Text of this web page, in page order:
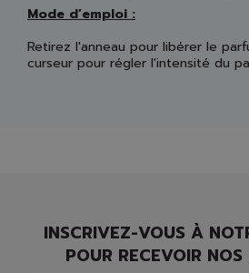
Mode d’emploi :
Retirez l'anneau pour libérer le
curseur pour régler l'intensité du
INSCRIVEZ-VOUS À
POUR RECEVOIR